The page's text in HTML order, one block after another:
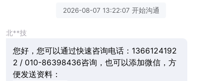
2026-08-07 13:22:07 开始沟通
北**技
您好，您可以通过快速咨询电话：1366124192
2 / 010-86398436咨询，也可以添加微信，方
便发送资料：